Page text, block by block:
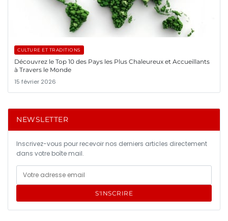
CULTURE ET TRADITIONS
Découvrez le Top 10 des Pays les Plus Chaleureux et Accueillants
à Travers le Monde
15 février 2026
NEWSLETTER
Inscrivez-vous pour recevoir nos derniers articles directement
dans votre boîte mail.
S'INSCRIRE